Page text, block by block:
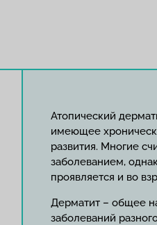
Атопический
имеющее
развития. Многие
заболеванием,
проявляется и во
Дерматит – общее
заболеваний